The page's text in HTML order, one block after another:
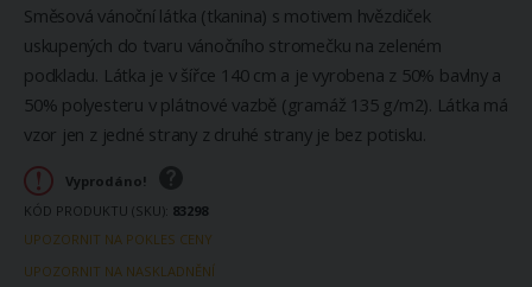
Směsová vánoční látka (tkanina) s motivem hvězdiček
uskupených do tvaru vánočního stromečku na zeleném
podkladu. Látka je v šířce 140 cm a je vyrobena z 50% bavlny a
50% polyesteru v plátnové vazbě (gramáž 135 g/m2). Látka má
vzor jen z jedné strany z druhé strany je bez potisku.
Vyprodáno!
KÓD PRODUKTU (SKU) 83298
UPOZORNIT NA POKLES CENY
UPOZORNIT NA NASKLADNĚNÍ